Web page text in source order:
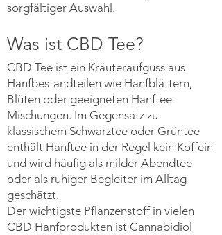
sorgfältiger Auswahl.
Was ist CBD Tee?
CBD Tee ist ein Kräuteraufguss aus
Hanfbestandteilen wie Hanfblättern,
Blüten oder geeigneten Hanftee-
Mischungen. Im Gegensatz zu
klassischem Schwarztee oder Grüntee
enthält Hanftee in der Regel kein Koffein
und wird häufig als milder Abendtee
oder als ruhiger Begleiter im Alltag
geschätzt.
Der wichtigste Pflanzenstoff in vielen
CBD Hanfprodukten ist Cannabidiol